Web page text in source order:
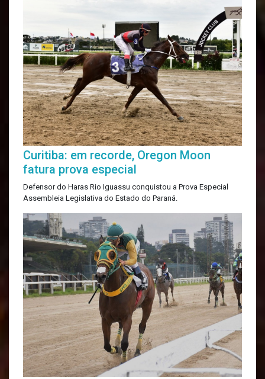
Curitiba: em recorde, Oregon Moon
fatura prova especial
Defensor do Haras Rio Iguassu conquistou a Prova Especial
Assembleia Legislativa do Estado do Paraná.